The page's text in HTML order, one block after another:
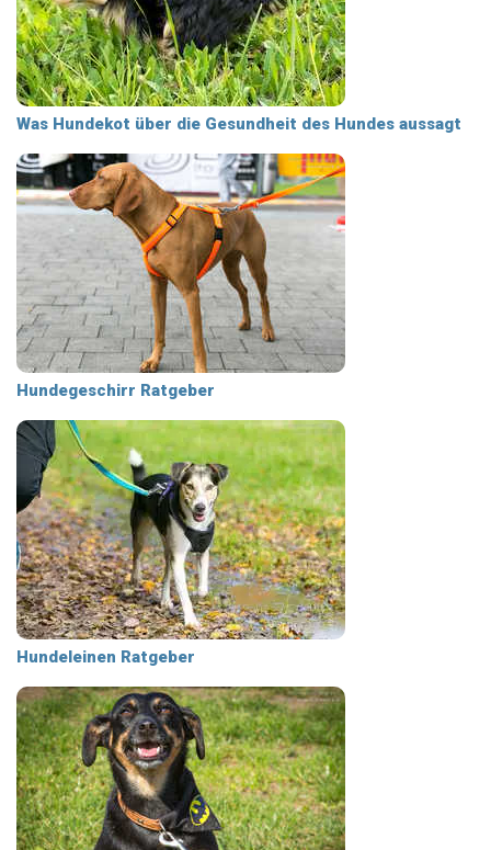
Was Hundekot über die Gesundheit des Hundes aussagt
Hundegeschirr Ratgeber
Hundeleinen Ratgeber